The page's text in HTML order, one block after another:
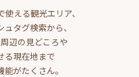
える観光エリア、
タグ検索から、
辺の見どころや
る現在地まで
がたくさん。